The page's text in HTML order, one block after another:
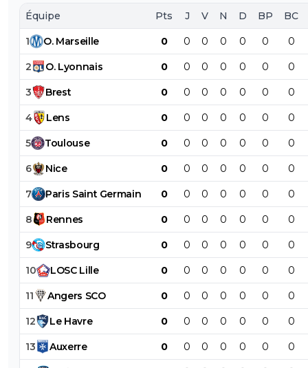
Équipe Pts J V N D BP BC
1 O. Marseille 0 0 0 0 0 0 0
2 O. Lyonnais 0 0 0 0 0 0 0
3 Brest 0 0 0 0 0 0 0
4 Lens 0 0 0 0 0 0 0
5 Toulouse 0 0 0 0 0 0 0
6 Nice 0 0 0 0 0 0 0
7 Paris Saint Germain 0 0 0 0 0 0 0
8 Rennes 0 0 0 0 0 0 0
9 Strasbourg 0 0 0 0 0 0 0
10 LOSC Lille 0 0 0 0 0 0 0
11 Angers SCO 0 0 0 0 0 0 0
12 Le Havre 0 0 0 0 0 0 0
13 Auxerre 0 0 0 0 0 0 0